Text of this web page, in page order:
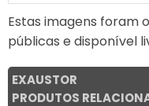
Estas imagens foram
públicas e disponível
EXAUSTOR
PRODUTOS